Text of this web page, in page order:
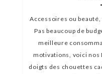
Accessoires ou
Pas beaucoup de
meilleure
motivations, voici nos
doigts des chouettes